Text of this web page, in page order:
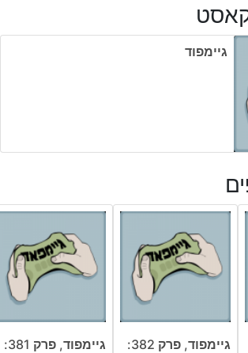
גיימפוד
גיימפוד, פרק 382:
גיימפוד, פרק 381: